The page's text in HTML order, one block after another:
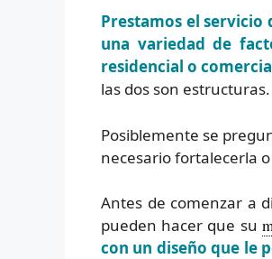
Prestamos el servicio
una variedad de
residencial o
las dos son estructuras.
Posiblemente se
necesario fortalecerla
Antes de comenzar a
pueden hacer que su
con un diseño que le